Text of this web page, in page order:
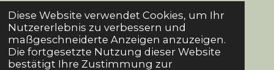
Diese Website verwendet Cookies, um Ihr
Nutzererlebnis zu verbessern und
maßgeschneiderte Anzeigen anzuzeigen.
Die fortgesetzte Nutzung dieser Website
bestätigt Ihre Zustimmung zur